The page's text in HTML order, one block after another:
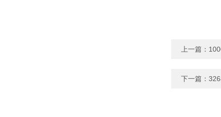
上一篇：
下一篇：